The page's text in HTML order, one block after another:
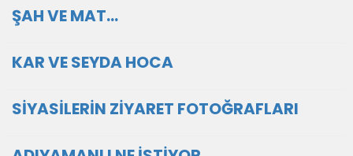
ŞAH VE MAT…
KAR VE SEYDA HOCA
SİYASİLERİN ZİYARET FOTOĞRAFLARI